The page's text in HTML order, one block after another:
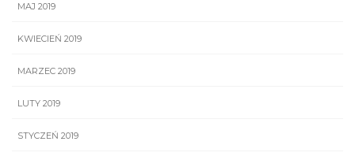
MAJ 2019
KWIECIEŃ 2019
MARZEC 2019
LUTY 2019
STYCZEŃ 2019